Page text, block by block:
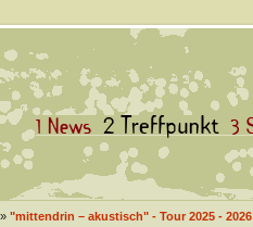
"mittendrin – akustisch" - Tour 2025 - 2026